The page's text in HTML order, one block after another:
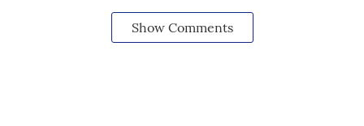
Show Comments